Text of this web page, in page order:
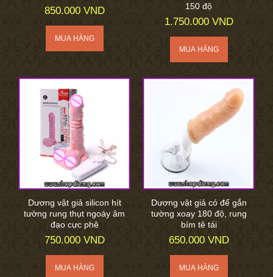
850.000 VND
150 độ
1.750.000 VND
Dương vật giả silicon hít
tường rung thụt ngoáy âm
đạo cực phê
750.000 VND
Dương vật giả có để gắn
tường xoay 180 độ, rung
bím tê tái
650.000 VND